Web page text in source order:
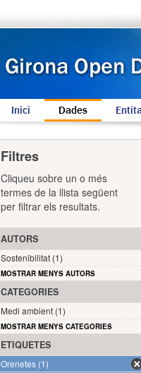
Inici Dades
Filtres
Cliqueu sobre un o més
termes de la llista següent
per filtrar els resultats.
AUTORS
Sostenibilitat (1)
MOSTRAR MENYS AUTORS
CATEGORIES
Medi ambient (1)
MOSTRAR MENYS CATEGORIES
ETIQUETES
Orenetes (1)